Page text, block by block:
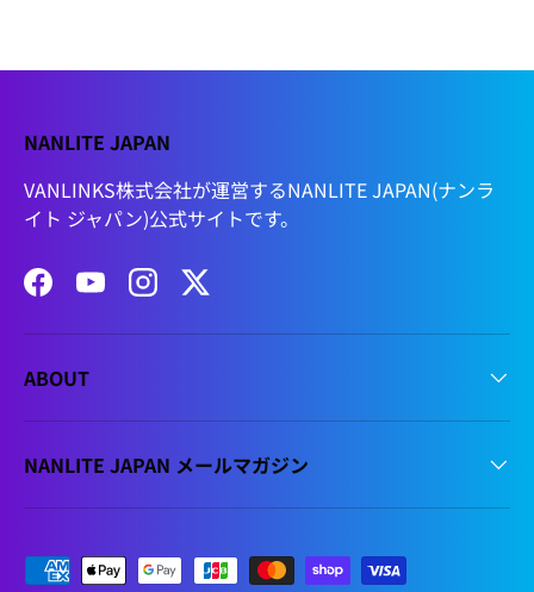
NANLITE JAPAN
VANLINKS株式会社が運営するNANLITE JAPAN(ナンラ
イト ジャパン)公式サイトです。
FacebookYouTubeInstagramTwitter
ABOUT
NANLITE JAPAN メールマガジン
支払方法